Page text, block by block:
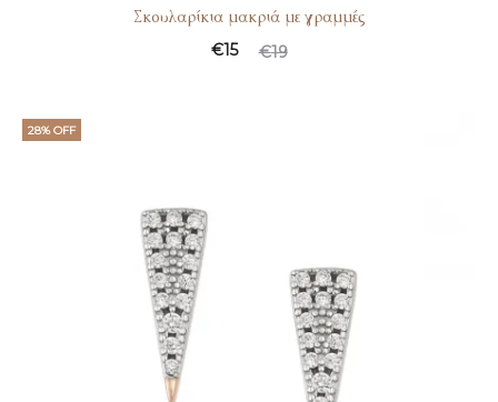
Σκουλαρίκια μακριά με γραμμές
€19
€15
28% OFF